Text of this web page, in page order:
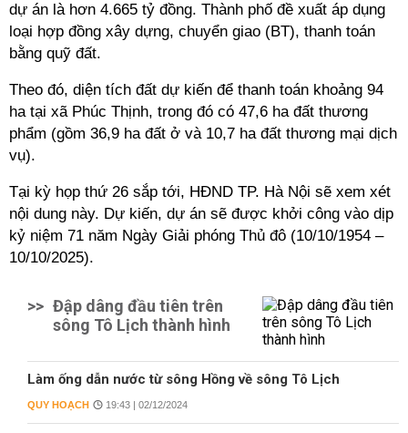
dự án là hơn 4.665 tỷ đồng. Thành phố đề xuất áp dụng
loại hợp đồng xây dựng, chuyển giao (BT), thanh toán
bằng quỹ đất.
Theo đó, diện tích đất dự kiến để thanh toán khoảng 94
ha tại xã Phúc Thịnh, trong đó có 47,6 ha đất thương
phẩm (gồm 36,9 ha đất ở và 10,7 ha đất thương mại dịch
vụ).
Tại kỳ họp thứ 26 sắp tới, HĐND TP. Hà Nội sẽ xem xét
nội dung này. Dự kiến, dự án sẽ được khởi công vào dịp
kỷ niệm 71 năm Ngày Giải phóng Thủ đô (10/10/1954 –
10/10/2025).
>> Đập dâng đầu tiên trên
sông Tô Lịch thành hình
Làm ống dẫn nước từ sông Hồng về sông Tô Lịch
QUY HOẠCH 19:43 | 02/12/2024